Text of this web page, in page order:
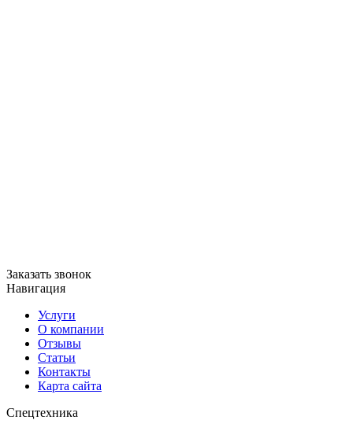
Заказать звонок
Навигация
Услуги
О компании
Отзывы
Статьи
Контакты
Карта сайта
Спецтехника